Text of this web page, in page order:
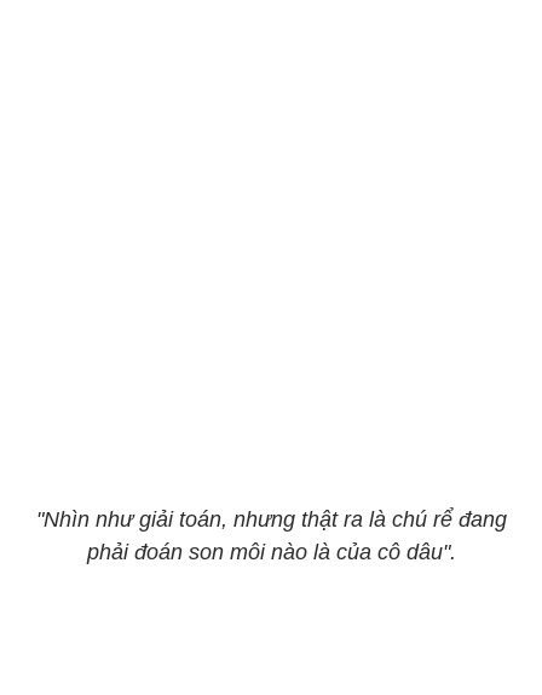
"Nhìn như giải toán, nhưng thật ra là chú rể đang
phải đoán son môi nào là của cô dâu".